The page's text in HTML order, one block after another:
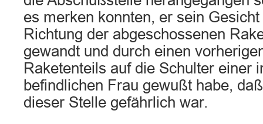
es merken konnten, er sein
Richtung der abgeschossenen
gewandt und durch einen
Raketenteils auf die Schulter einer
befindlichen Frau gewußt habe,
dieser Stelle gefährlich war.